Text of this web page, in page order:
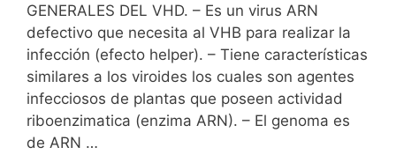
GENERALES DEL VHD. – Es un virus ARN
defectivo que necesita al VHB para realizar la
infección (efecto helper). – Tiene características
similares a los viroides los cuales son agentes
infecciosos de plantas que poseen actividad
riboenzimatica (enzima ARN). – El genoma es
de ARN …